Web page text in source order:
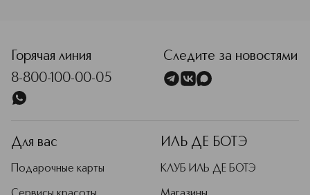
Горячая линия
8-800-100-00-05
Следите за новостями
Для вас
Подарочные карты
ИЛЬ ДЕ БОТЭ
КЛУБ ИЛЬ ДЕ БОТЭ